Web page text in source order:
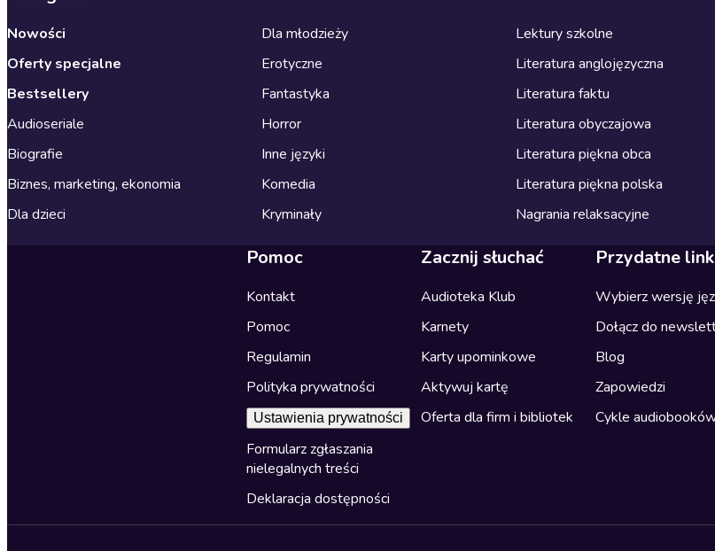
Nowości
Oferty specjalne
Bestsellery
Audioseriale
Biografie
Biznes, marketing, ekonomia
Dla dzieci
Dla młodzieży
Erotyczne
Fantastyka
Horror
Inne języki
Komedia
Kryminały
Lektury szkolne
Literatura anglojęzyczna
Literatura faktu
Literatura obyczajowa
Literatura piękna obca
Literatura piękna polska
Nagrania relaksacyjne
Pomoc
Kontakt
Pomoc
Regulamin
Polityka prywatności
Ustawienia prywatności
Formularz zgłaszania
nielegalnych treści
Deklaracja dostępności
Zacznij słuchać
Audioteka Klub
Karnety
Karty upominkowe
Aktywuj kartę
Oferta dla firm i bibliotek
Przydatne
Wybierz wersję
Dołącz do
Blog
Zapowiedzi
Cykle